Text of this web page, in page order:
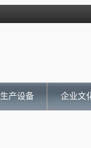
生产设备 企业文